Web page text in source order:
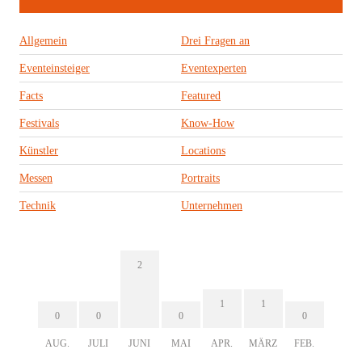
Allgemein Drei Fragen an
Eventeinsteiger Eventexperten
Facts Featured
Festivals Know-How
Künstler Locations
Messen Portraits
Technik Unternehmen
0
AUG.
0
JULI
2
JUNI
0
MAI
1
APR.
1
MÄRZ
0
FEB.